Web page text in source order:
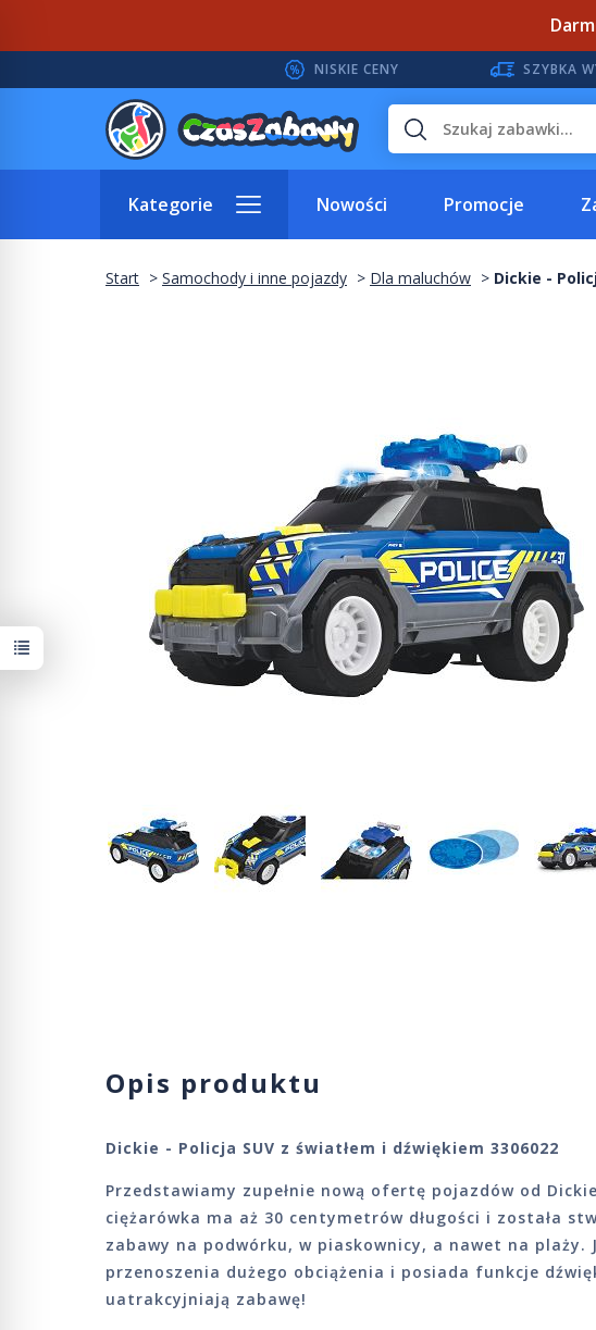
NISKIE CENY SZYBKA
Wyszukaj
Kategorie Nowości Promocje
Start Samochody i inne pojazdy Dla maluchów Dickie -
Opis produktu
Dickie - Policja SUV z światłem i dźwiękiem 3306022
Przedstawiamy zupełnie nową ofertę pojazdów od
ciężarówka ma aż 30 centymetrów długości i została
zabawy na podwórku, w piaskownicy, a nawet na plaży.
przenoszenia dużego obciążenia i posiada funkcje
uatrakcyjniają zabawę!